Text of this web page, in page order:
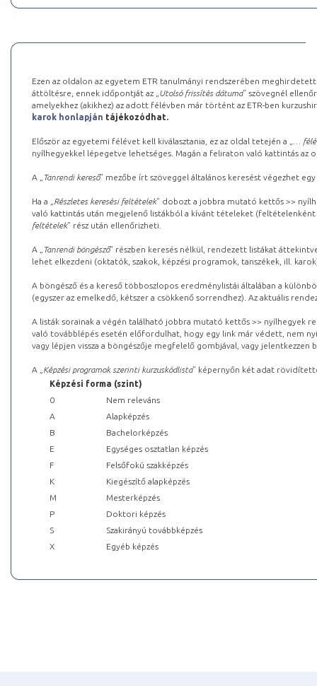
Ezen az oldalon az egyetem ETR tanulmányi rendszerében
áttöltésre, ennek időpontját az „ Utolsó frissítés dátuma” szövegnél
amelyekhez (akikhez) az adott félévben már történt az ETR-ben
karok honlapján tájékozódhat.
Először az egyetemi félévet kell kiválasztania, ez az oldal tetején a „
…
nyílhegyekkel lépegetve lehetséges. Magán a feliraton való kattintás az
A „ Tanrendi kereső” mezőbe írt szöveggel általános keresést végezhet
Ha a „ Részletes keresési feltételek” dobozt a jobbra mutató kettős >>
való kattintás után megjelenő listákból a kívánt tételeket (feltételenként
feltételek” rész után ellenőrizheti.
A „ Tanrendi böngésző” részben keresés nélkül, rendezett listákat
lehet elkezdeni (oktatók, szakok, képzési programok, tanszékek, ill.
A böngésző és a kereső többoszlopos eredménylistái általában a
(egyszer az emelkedő, kétszer a csökkenő sorrendhez). Az aktuális
A listák sorainak a végén található jobbra mutató kettős >> nyílhegyek
való továbblépés esetén előfordulhat, hogy egy link már védett, nem
vagy lépjen vissza a böngészője megfelelő gombjával, vagy
A „ Képzési programok szerinti kurzuskódlista” képernyőn két adat
Képzési forma (szint)
0
Nem releváns
A
Alapképzés
B
Bachelorképzés
E
Egységes osztatlan képzés
F
Felsőfokú szakképzés
K
Kiegészítő alapképzés
M
Mesterképzés
P
Doktori képzés
S
Szakirányú továbbképzés
X
Egyéb képzés